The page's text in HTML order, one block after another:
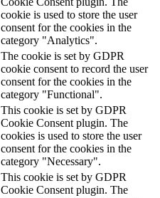
cookie is used to store the user
consent for the cookies in the
category "Analytics".
The cookie is set by GDPR
cookie consent to record the user
consent for the cookies in the
category "Functional".
This cookie is set by GDPR
Cookie Consent plugin. The
cookies is used to store the user
consent for the cookies in the
category "Necessary".
This cookie is set by GDPR
Cookie Consent plugin. The